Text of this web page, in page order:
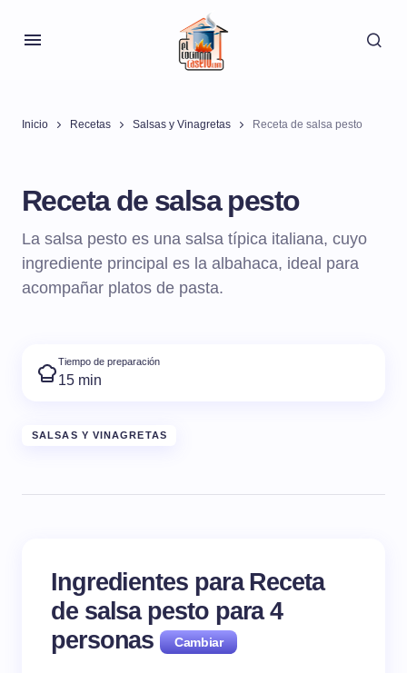
Inicio Recetas Salsas y Vinagretas Receta de salsa pesto
Receta de salsa pesto
La salsa pesto es una salsa típica italiana, cuyo
ingrediente principal es la albahaca, ideal para
acompañar platos de pasta.
Tiempo de preparación
15 min
SALSAS Y VINAGRETAS
Ingredientes para Receta
de salsa pesto para4
personas